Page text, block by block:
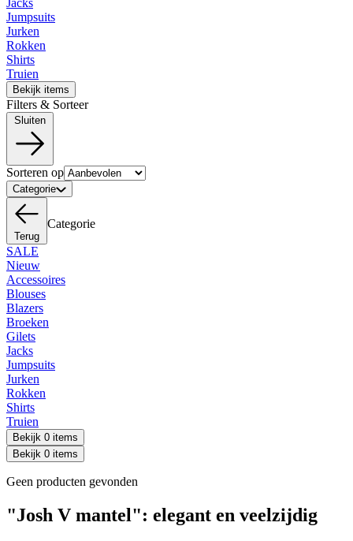
Jacks
Jumpsuits
Jurken
Rokken
Shirts
Truien
Bekijk items
Filters & Sorteer
Sorteren op
Categorie
Terug
Categorie
SALE
Nieuw
Accessoires
Blouses
Blazers
Broeken
Gilets
Jacks
Jumpsuits
Jurken
Rokken
Shirts
Truien
Bekijk 0 items
Bekijk 0 items
Geen producten gevonden
"Josh V mantel": elegant en veelzijdig